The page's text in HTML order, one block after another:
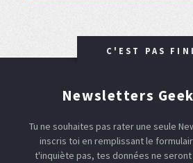
C'EST PAS
Newsletters
Tu ne souhaites pas rater une seule
inscris toi en remplissant le
t'inquiète pas, tes données ne